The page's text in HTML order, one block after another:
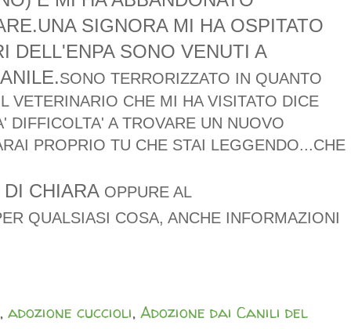
SIGNORA MI HA OSPITATO
DELL'ENPA SONO VENUTI A
SONO TERRORIZZATO IN QUANTO
VETERINARIO CHE MI HA VISITATO DICE
DIFFICOLTA' A TROVARE UN NUOVO
PROPRIO TU CHE STAI LEGGENDO...CHE
CHIARA OPPURE AL
QUALSIASI COSA, ANCHE INFORMAZIONI
, adozione cuccioli, Adozione dai Canili del